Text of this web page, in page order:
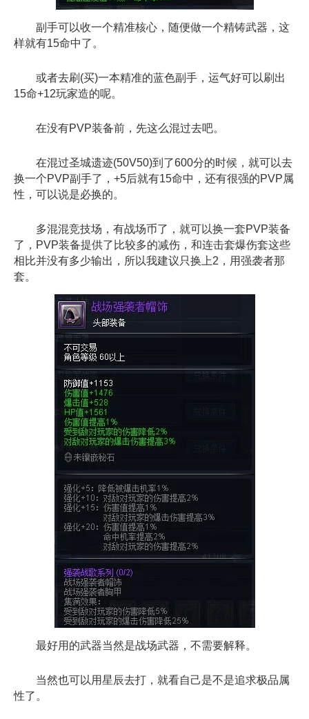
副手可以收一个精准核心，随便做一个精铸武器，这
样就有15命中了。
或者去刷(买)一本精准的蓝色副手，运气好可以刷出
15命+12玩家造的呢。
在没有PVP装备前，先这么混过去吧。
在混过圣城遗迹(50V50)到了600分的时候，就可以去
换一个PVP副手了，+5后就有15命中，还有很强的PVP属
性，可以说是必换的。
多混混竞技场，有战场币了，就可以换一套PVP装备
了，PVP装备提供了比较多的减伤，和连击套爆伤套这些
相比并没有多少输出，所以我建议只换上2，用强袭者那
套。
最好用的武器当然是战场武器，不需要解释。
当然也可以用星辰去打，就看自己是不是追求极品属
性了。